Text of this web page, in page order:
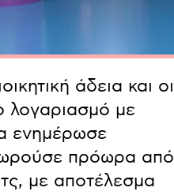
άδεια και οι
λογαριασμό με
ενημέρωσε
πρόωρα από
με αποτέλεσμα